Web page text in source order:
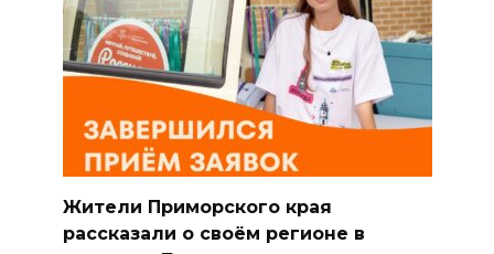
Жители Приморского края
рассказали о своём регионе в